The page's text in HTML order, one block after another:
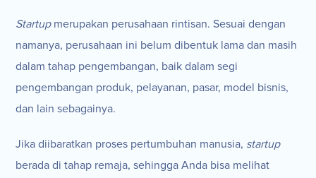
Startupmerupakan perusahaan rintisan. Sesuai dengan
namanya, perusahaan ini belum dibentuk lama dan masih
dalam tahap pengembangan, baik dalam segi
pengembangan produk, pelayanan, pasar, model bisnis,
dan lain sebagainya.
Jika diibaratkan proses pertumbuhan manusia, startup
berada di tahap remaja, sehingga Anda bisa melihat